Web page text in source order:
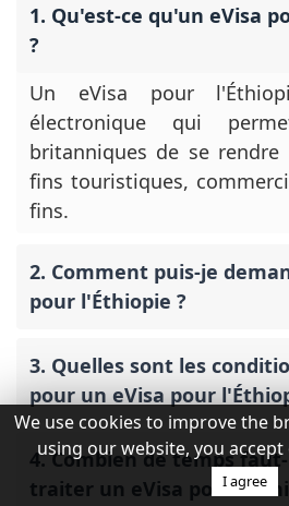
1. Qu'est-ce qu'un eVisa
?
Un eVisa pour
électronique qui
britanniques de se
fins touristiques,
fins.
2. Comment puis-je
pour l'Éthiopie ?
3. Quelles sont les
pour un eVisa
4. Combien de temps
We use cookies to improve the
using our website, you accept
I agree